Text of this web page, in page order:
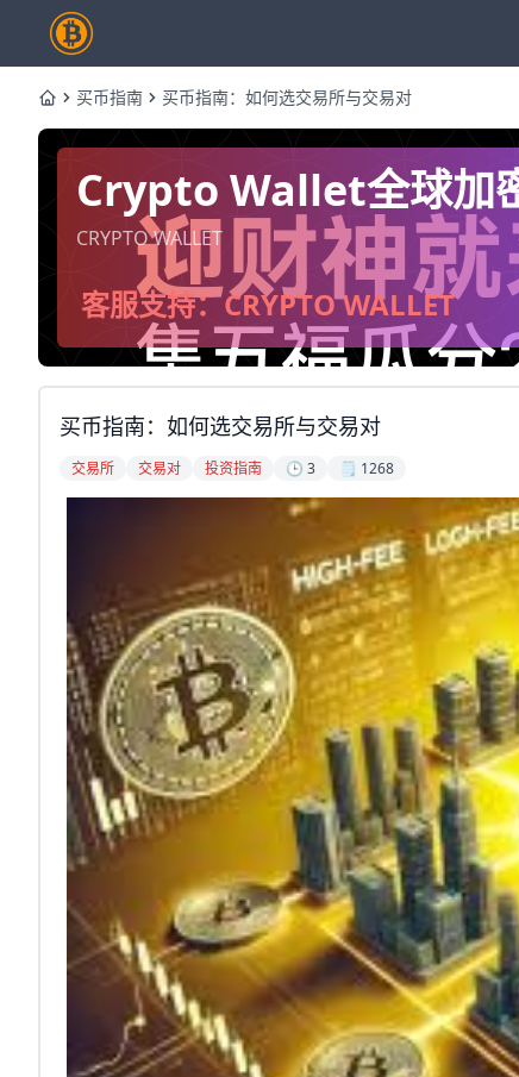
Home买币指南 买币指南：如何选交易所与交易对
Crypto Wallet全球加
CRYPTO WALLET
客服支持：CRYPTO WALLET
买币指南：如何选交易所与交易对
交易所 交易对 投资指南 🕒 3 🗒️ 1268